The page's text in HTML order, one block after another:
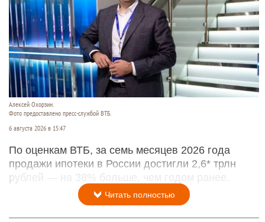
Алексей Охорзин.
Фото предоставлено пресс-службой ВТБ.
6 августа 2026 в 15:47
По оценкам ВТБ, за семь месяцев 2026 года
продажи ипотеки в России достигли 2,6* трлн
рублей — на 38% больше, чем годом ранее.
Читать полностью